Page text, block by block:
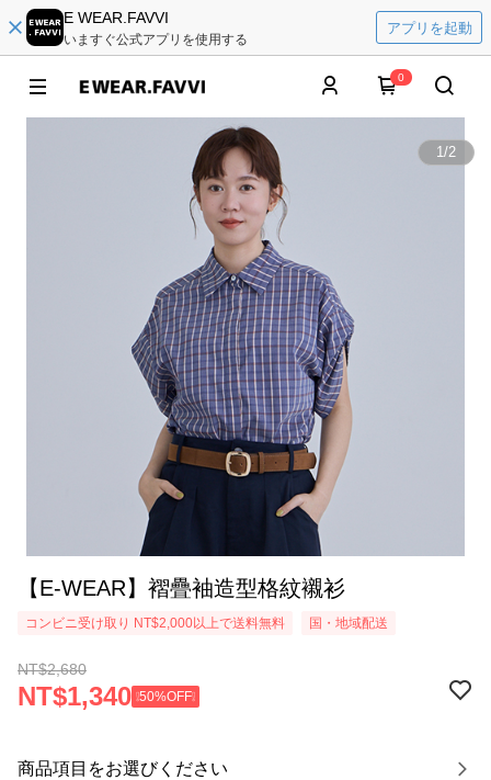
E WEAR.FAVVI
いますぐ公式アプリを使用する
アプリを起動
0
1/2
【E-WEAR】褶疊袖造型格紋襯衫
コンビニ受け取り NT$2,000以上で送料無料 国・地域配送
NT$2,680
NT$1,340 ❕50%OFF❕
商品項目をお選びください